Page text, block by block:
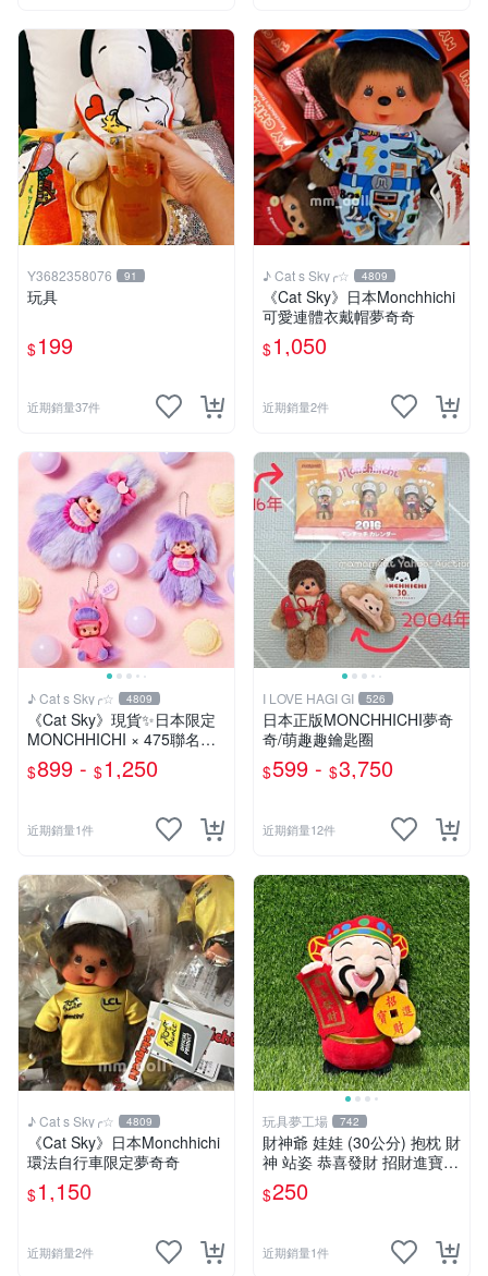
Y3682358076 91
玩具
$199
近期銷量37件
♪ Cat s Sky╭☆ 4809
《Cat Sky》日本Monchhichi
可愛連體衣戴帽夢奇奇
$1,050
近期銷量2件
♪ Cat s Sky╭☆ 4809
《Cat Sky》現貨✨️日本限定
MONCHHICHI × 475聯名款
夢奇奇
$899 - $1,250
近期銷量1件
I LOVE HAGI GI 526
日本正版MONCHHICHI夢奇
奇/萌趣趣鑰匙圈
$599 - $3,750
近期銷量12件
♪ Cat s Sky╭☆ 4809
《Cat Sky》日本Monchhichi
環法自行車限定夢奇奇
$1,150
近期銷量2件
玩具夢工場 742
財神爺 娃娃 (30公分) 抱枕 財
神 站姿 恭喜發財 招財進寶
金元寶
$250
近期銷量1件